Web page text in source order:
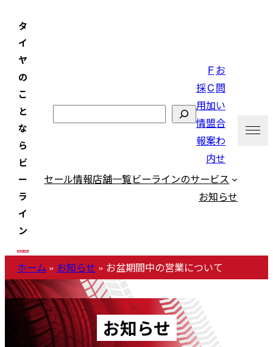
タ
イ
ヤ
の
こ
と
な
ら
ビ
ー
ラ
イ
ン
採
用
情
報
F
C
加
盟
案
内
お
問
い
合
わ
せ
セール情報店舗一覧ビーラインのサービス
お知らせ
ホーム » お知らせ » お盆期間中の営業について
お知らせ